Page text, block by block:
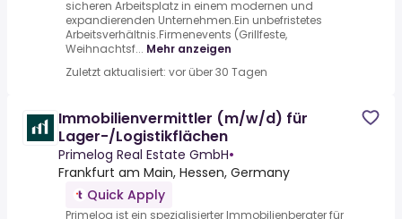
sicheren Arbeitsplatz in einem modernen und
expandierenden Unternehmen.Ein unbefristetes
Arbeitsverhältnis.Firmenevents (Grillfeste,
Weihnachtsf... Mehr anzeigen
Zuletzt aktualisiert: vor über 30 Tagen
Immobilienvermittler (m/w/d) für
Lager-/Logistikflächen
Primelog Real Estate GmbH•
Frankfurt am Main, Hessen, Germany
Quick Apply
Primelog ist ein spezialisierter Immobilienberater für